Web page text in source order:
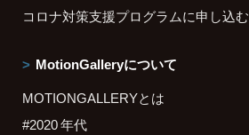
コロナ対策支援プログラムに申し込む
MotionGalleryについて
MOTIONGALLERYとは
#2020 年代